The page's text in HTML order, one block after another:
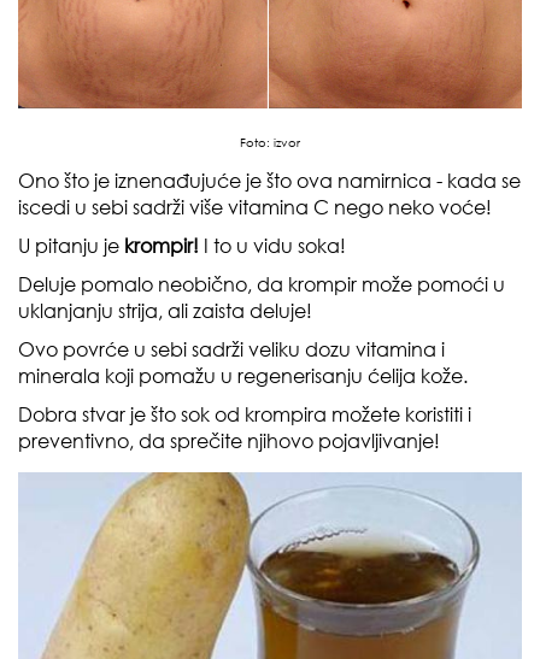
Foto: izvor
Ono što je iznenađujuće je što ova namirnica - kada se
iscedi u sebi sadrži više vitamina C nego neko voće!
U pitanju je krompir! I to u vidu soka!
Deluje pomalo neobično, da krompir može pomoći u
uklanjanju strija, ali zaista deluje!
Ovo povrće u sebi sadrži veliku dozu vitamina i
minerala koji pomažu u regenerisanju ćelija kože.
Dobra stvar je što sok od krompira možete koristiti i
preventivno, da sprečite njihovo pojavljivanje!